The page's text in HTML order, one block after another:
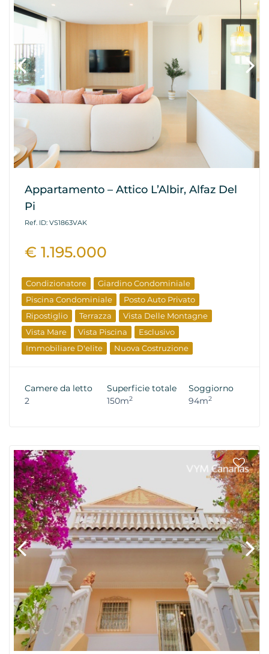
Appartamento – Attico L’Albir, Alfaz Del
Pi
Ref. ID: VS1863VAK
€ 1.195.000
Condizionatore
Giardino Condominiale
Piscina Condominiale
Posto Auto Privato
Ripostiglio
Terrazza
Vista Delle Montagne
Vista Mare
Vista Piscina
Esclusivo
Immobiliare D'elite
Nuova Costruzione
Camere da letto
2
Superficie totale
150m2
Soggiorno
94m2